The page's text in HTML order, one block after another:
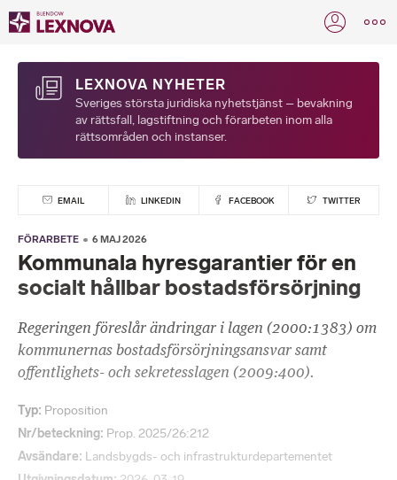
LEXNOVA NYHETER
Sveriges största juridiska nyhetstjänst – bevakning
av rättsfall, lagstiftning och förarbeten inom alla
rättsområden och instanser.
EMAIL LINKEDIN FACEBOOK TWITTER
FÖRARBETE 6 MAJ 2026
Kommunala hyresgarantier för en
socialt hållbar bostadsförsörjning
Regeringen föreslår ändringar i lagen (2000:1383) om
kommunernas bostadsförsörjningsansvar samt
offentlighets- och sekretesslagen (2009:400).
Typ Proposition
Nr/beteckning Prop. 2025/26:212
Avsändare Landsbygds- och infrastrukturdepartementet